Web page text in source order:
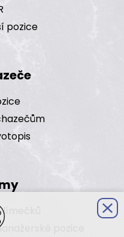
pozice
pozice